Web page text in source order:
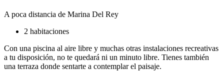
A poca distancia de Marina Del Rey
2 habitaciones
Con una piscina al aire libre y muchas otras instalaciones recreativas
a tu disposición, no te quedará ni un minuto libre. Tienes también
una terraza donde sentarte a contemplar el paisaje.